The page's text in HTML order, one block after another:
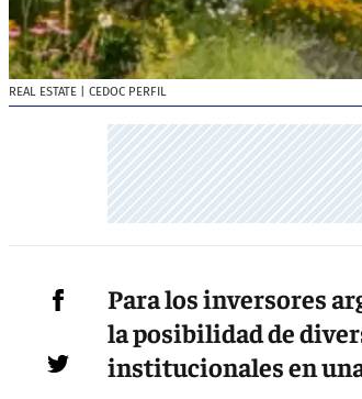
REAL ESTATE | CEDOC PERFIL
Para los inversores
la posibilidad de
institucionales en